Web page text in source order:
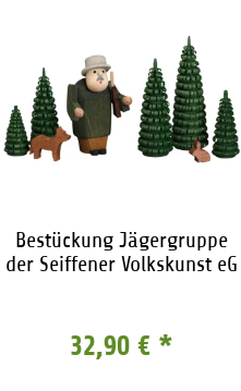
Bestückung Jägergruppe
der Seiffener Volkskunst eG
32,90 € *